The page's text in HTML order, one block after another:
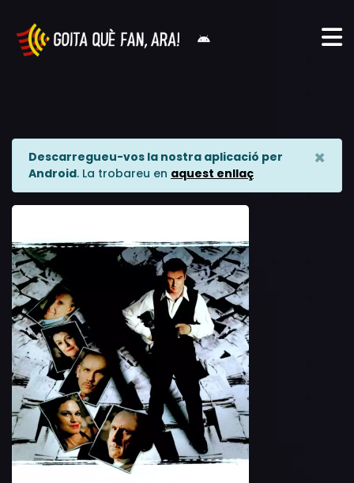
Descarregueu-vos la nostra aplicació per
Android. La trobareu en aquest enllaç
×